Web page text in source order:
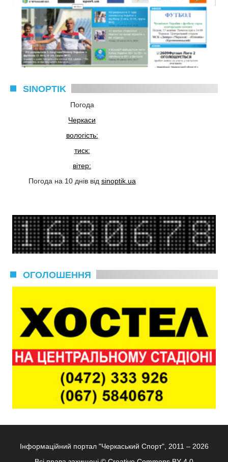
SINOPTIK
Погода
Черкаси
вологість:
тиск:
вітер:
Погода на 10 днів від sinoptik.ua
ОГОЛОШЕННЯ
Інформаційний портал "Черкаський Спорт", 2011 – 2026